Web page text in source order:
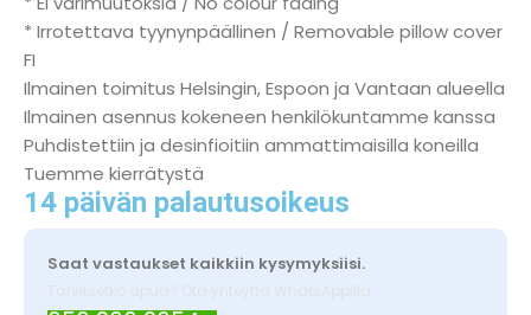
* Irrotettava tyynynpäällinen / Removable pillow cover
FI
Ilmainen toimitus Helsingin, Espoon ja Vantaan alueella
Ilmainen asennus kokeneen henkilökuntamme kanssa
Puhdistettiin ja desinfioitiin ammattimaisilla koneilla
Tuemme kierrätystä
14 päivän palautusoikeus
Saat vastaukset kaikkiin kysymyksiisi.
Tarvitsetko apua? Ota yhteyttä WhatsAppilla